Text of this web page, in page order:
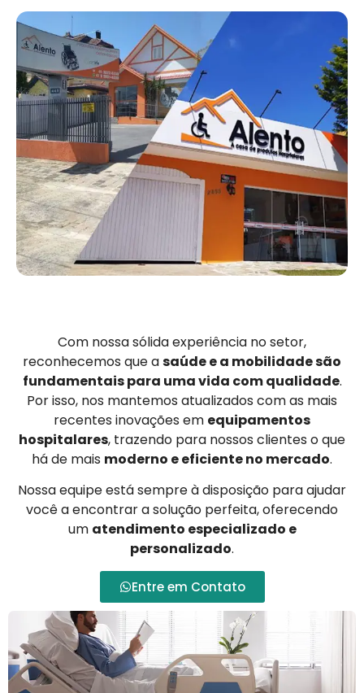
Com nossa sólida experiência no setor,
reconhecemos que asaúde e a mobilidade são
fundamentais para uma vida com qualidade.
Por isso, nos mantemos atualizados com as mais
recentes inovações em equipamentos
hospitalares, trazendo para nossos clientes o que
há de mais moderno e eficiente no mercado.
Nossa equipe está sempre à disposição para ajudar
você a encontrar a solução perfeita, oferecendo
um atendimento especializado e
personalizado.
Entre em Contato